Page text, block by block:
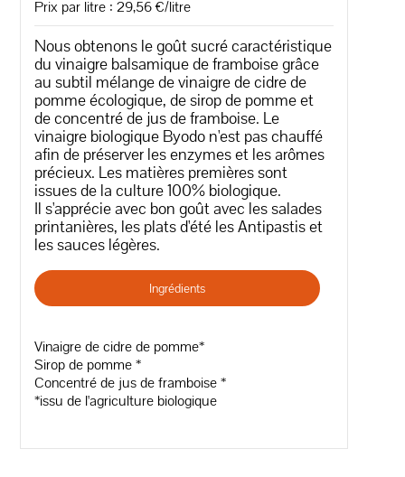
Prix par litre : 29,56 €/litre
Nous obtenons le goût sucré caractéristique
du vinaigre balsamique de framboise grâce
au subtil mélange de vinaigre de cidre de
pomme écologique, de sirop de pomme et
de concentré de jus de framboise. Le
vinaigre biologique Byodo n'est pas chauffé
afin de préserver les enzymes et les arômes
précieux. Les matières premières sont
issues de la culture 100% biologique.
Il s'apprécie avec bon goût avec les salades
printanières, les plats d'été les Antipastis et
les sauces légères.
Ingrédients
Vinaigre de cidre de pomme*
Sirop de pomme *
Concentré de jus de framboise *
*issu de l'agriculture biologique